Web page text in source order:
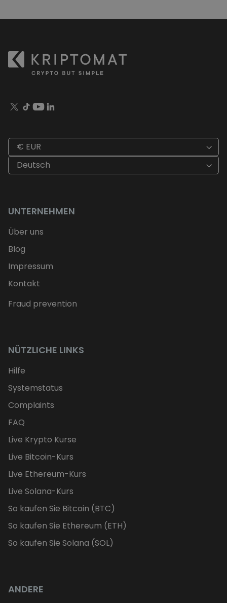
€ EUR
Deutsch
UNTERNEHMEN
Über uns
Blog
Impressum
Kontakt
Fraud prevention
NÜTZLICHE LINKS
Hilfe
Systemstatus
Complaints
FAQ
Live Krypto Kurse
Live Bitcoin-Kurs
Live Ethereum-Kurs
Live Solana-Kurs
So kaufen Sie Bitcoin (BTC)
So kaufen Sie Ethereum (ETH)
So kaufen Sie Solana (SOL)
ANDERE